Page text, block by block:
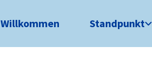
Willkommen Standpunkt